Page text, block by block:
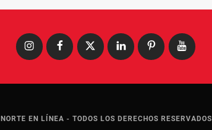
InstagramFacebook
X LinkedInPinterestYouTube
NORTE EN LÍNEA - TODOS LOS DERECHOS RESERVADOS